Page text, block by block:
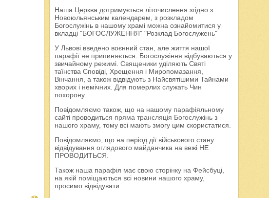
Наша Церква дотримується літочислення згідно з
Новоюльянським календарем, з розкладом
Богослужінь в нашому храмі можна ознайомитися у
вкладці "БОГОСЛУЖЕННЯ" "Розклад Богослужень"
У Львові введено воєнний стан, але життя нашої
парафії не припиняється: Богослужіння відбуваються у
звичайному режимі. Священики уділяють Святі
таїнства Сповіді, Хрещення і Миропомазання,
Вінчання, а також відвідують з Найсвятішими Тайнами
хворих і немічних. Для померлих служать Чин
похорону.
Повідомляємо також, що на нашому парафіяльному
сайті проводиться пряма трансляція Богослужіньз
нашого храму, тому всі мають змогу цим скористатися.
Повідомляємо, що на період дії військового стану
відвідування оглядового майданчика на вежі НЕ
ПРОВОДИТЬСЯ.
Також наша парафія має свою сторінку на Фейсбуці,
на якій поміщаються всі новини нашого храму,
просимо відвідувати.